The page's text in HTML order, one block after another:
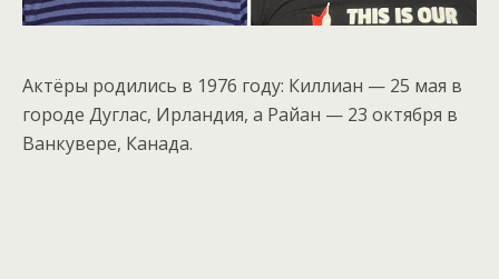
Актёры родились в 1976 году: Киллиан — 25 мая в
городе Дуглас, Ирландия, а Райан — 23 октября в
Ванкувере, Канада.